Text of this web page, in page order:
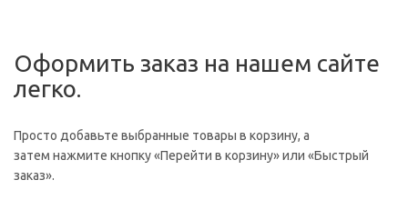
Оформить заказ на нашем сайте
легко.
Просто добавьте выбранные товары в корзину, а
затем нажмите кнопку «Перейти в корзину» или «Быстрый
заказ».